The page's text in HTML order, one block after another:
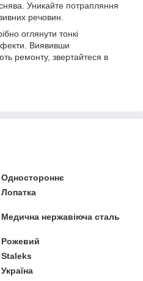
Уникайте потрапляння
речовин.
оглянути тонкі
Виявивши
ремонту, звертайтеся в
Одностороннє
Лопатка
Медична нержавіюча сталь
Рожевий
Staleks
Україна